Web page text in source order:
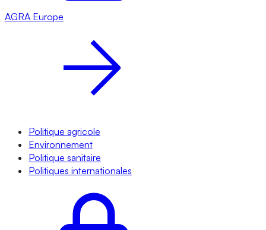
AGRA Europe
Politique agricole
Environnement
Politique sanitaire
Politiques internationales